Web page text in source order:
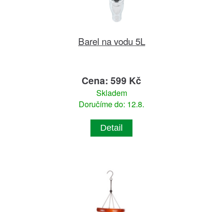
Barel na vodu 5L
Cena: 599 Kč
Skladem
Doručíme do: 12.8.
Detail